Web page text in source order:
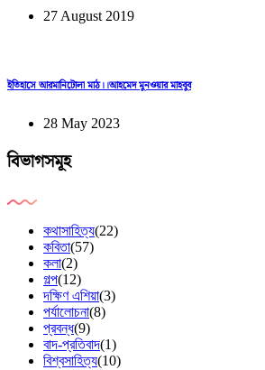
27 August 2019
ইতিহাসে আরমানিটোলা মাঠ।।আহমেদ মুনওয়ার মাহবুব
28 May 2023
বিভাগসমূহ
কথাসাহিত্য(22)
কবিতা(57)
কলা(2)
গল্প(12)
দক্ষিণ এশিয়া(3)
পর্যালোচনা(8)
প্রবন্ধ(9)
বাদ-প্রতিবাদ(1)
বিশ্বসাহিত্য(10)